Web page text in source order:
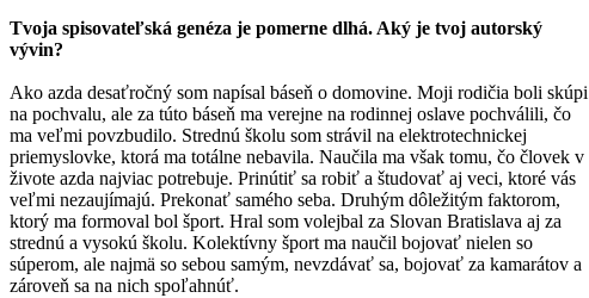
Tvoja spisovateľská genéza je pomerne dlhá. Aký je tvoj autorský
vývin?
Ako azda desaťročný som napísal báseň o domovine. Moji rodičia boli skúpi
na pochvalu, ale za túto báseň ma verejne na rodinnej oslave pochválili, čo
ma veľmi povzbudilo. Strednú školu som strávil na elektrotechnickej
priemyslovke, ktorá ma totálne nebavila. Naučila ma však tomu, čo človek v
živote azda najviac potrebuje. Prinútiť sa robiť a študovať aj veci, ktoré vás
veľmi nezaujímajú. Prekonať samého seba. Druhým dôležitým faktorom,
ktorý ma formoval bol šport. Hral som volejbal za Slovan Bratislava aj za
strednú a vysokú školu. Kolektívny šport ma naučil bojovať nielen so
súperom, ale najmä so sebou samým, nevzdávať sa, bojovať za kamarátov a
zároveň sa na nich spoľahnúť.